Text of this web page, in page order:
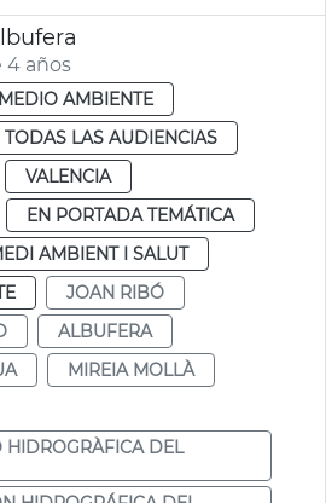
4 años
MEDIO AMBIENTE
TODAS LAS AUDIENCIAS
VALENCIA
EN PORTADA TEMÁTICA
AMBIENT I SALUT
JOAN RIBÓ
ALBUFERA
MIREIA MOLLÀ
HIDROGRÀFICA DEL